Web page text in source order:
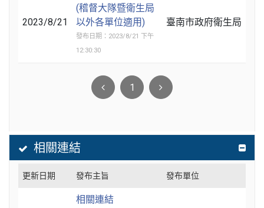
2023/8/21
(稽督大隊暨衛生局
以外各單位適用)
發布日期：2023/8/21 下午
12:30:30
臺南市政府衛生局
1
相關連結
更新日期 發布主旨 發布單位
相關連結